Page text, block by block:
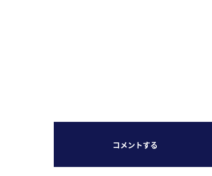
コメントする